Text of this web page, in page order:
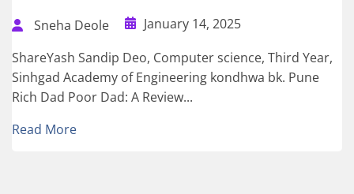
Sneha Deole
January 14, 2025
ShareYash Sandip Deo, Computer science, Third Year,
Sinhgad Academy of Engineering kondhwa bk. Pune
Rich Dad Poor Dad: A Review...
Read More